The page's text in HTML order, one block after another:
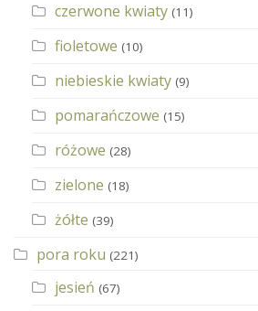
czerwone kwiaty (11)
fioletowe (10)
niebieskie kwiaty (9)
pomarańczowe (15)
różowe (28)
zielone (18)
żółte (39)
pora roku (221)
jesień (67)